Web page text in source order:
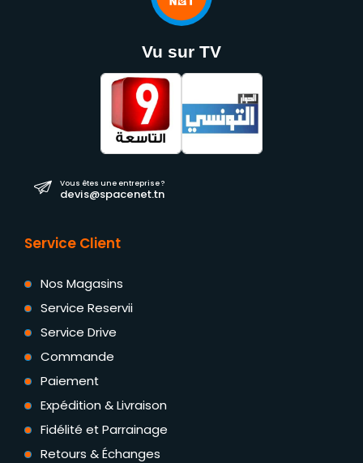
Vu sur TV
Vous êtes une entreprise ?
devis@spacenet.tn
Service Client
Nos Magasins
Service Reservii
Service Drive
Commande
Paiement
Expédition & Livraison
Fidélité et Parrainage
Retours & Échanges